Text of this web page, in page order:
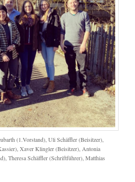
(1.Vorstand), Uli Schäffler (Beisitzer),
Xaver Klingler (Beisitzer), Antonia
Theresa Schäffler (Schriftführer), Matthias